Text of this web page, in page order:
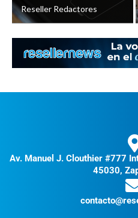
Reseller Redactores
Av. Manuel J. Clouthier #777
45030,